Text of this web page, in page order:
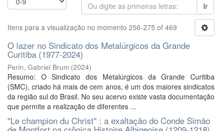
Ir
Itens para a visualização no momento 256-275 of 469
O lazer no Sindicato dos Metalúrgicos da Grande
Curitiba (1977-2024)
Perin, Gabriel Brum (2024)
Resumo: O Sindicato dos Metalúrgicos da Grande Curitiba
(SMC), criado há mais de cem anos, é um dos maiores sindicatos
da região sul do Brasil. No seu acervo existe vasta documentação
que permite a realização de diferentes ...
"Le champion du Christ" : a exaltação do Conde Simão